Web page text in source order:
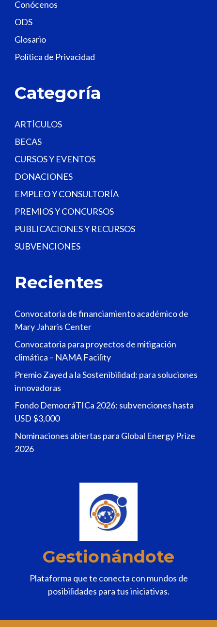
i
e
d
b
n
.
Conócenos
ODS
Glosario
Política de Privacidad
Categoría
ARTÍCULOS
BECAS
CURSOS Y EVENTOS
DONACIONES
EMPLEO Y CONSULTORÍA
PREMIOS Y CONCURSOS
PUBLICACIONES Y RECURSOS
SUBVENCIONES
Recientes
Convocatoria de financiamiento académico de
Mary Jaharis Center
Convocatoria para proyectos de mitigación
climática – NAMA Facility
Premio Zayed a la Sostenibilidad: para soluciones
innovadoras
Fondo DemocráTICa 2026: subvenciones hasta
USD $3,000
Nominaciones abiertas para Global Energy Prize
2026
Gestionándote
Plataforma que te conecta con mundos de
posibilidades para tus iniciativas.